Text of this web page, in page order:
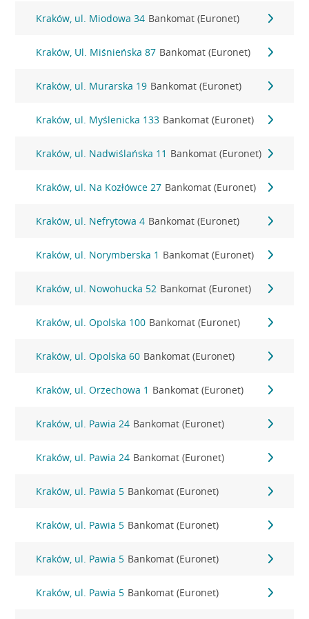
Kraków, ul. Miodowa 34 Bankomat (Euronet)
Kraków, Ul. Miśnieńska 87 Bankomat (Euronet)
Kraków, ul. Murarska 19 Bankomat (Euronet)
Kraków, ul. Myślenicka 133 Bankomat (Euronet)
Kraków, ul. Nadwiślańska 11 Bankomat (Euronet)
Kraków, ul. Na Kozłówce 27 Bankomat (Euronet)
Kraków, ul. Nefrytowa 4 Bankomat (Euronet)
Kraków, ul. Norymberska 1 Bankomat (Euronet)
Kraków, ul. Nowohucka 52 Bankomat (Euronet)
Kraków, ul. Opolska 100 Bankomat (Euronet)
Kraków, ul. Opolska 60 Bankomat (Euronet)
Kraków, ul. Orzechowa 1 Bankomat (Euronet)
Kraków, ul. Pawia 24 Bankomat (Euronet)
Kraków, ul. Pawia 24 Bankomat (Euronet)
Kraków, ul. Pawia 5 Bankomat (Euronet)
Kraków, ul. Pawia 5 Bankomat (Euronet)
Kraków, ul. Pawia 5 Bankomat (Euronet)
Kraków, ul. Pawia 5 Bankomat (Euronet)